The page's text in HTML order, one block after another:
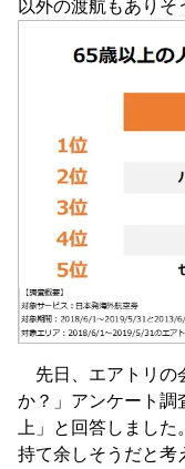
以外の渡航もありそ
先日、エアトリの
か？」アンケート調
上」と回答しまし
持て余しそうだと考